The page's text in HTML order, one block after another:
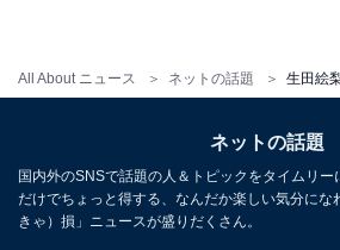
All About ニュース ネットの話題
ネットの話題
国内外のSNSで話題の人＆トピックをタイムリー
だけでちょっと得する、なんだか楽しい気分にな
きゃ）損」ニュースが盛りだくさん。